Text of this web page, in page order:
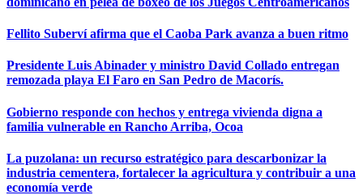
Fellito Suberví afirma que el Caoba Park avanza a buen ritmo
Presidente Luis Abinader y ministro David Collado entregan
remozada playa El Faro en San Pedro de Macorís.
Gobierno responde con hechos y entrega vivienda digna a
familia vulnerable en Rancho Arriba, Ocoa
La puzolana: un recurso estratégico para descarbonizar la
industria cementera, fortalecer la agricultura y contribuir a una
economía verde